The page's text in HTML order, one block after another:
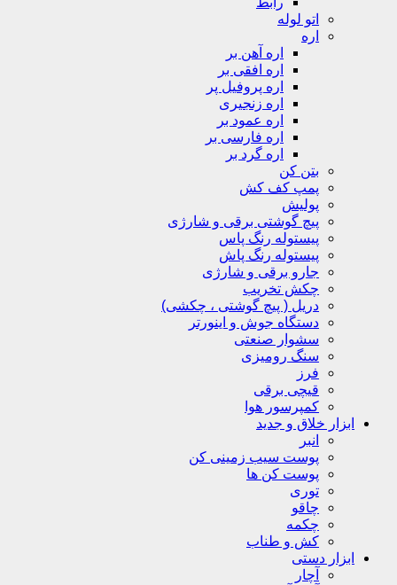
اتو لوله
اره
اره آهن بر
اره افقی بر
اره پروفیل پر
اره زنجیری
اره عمود بر
اره فارسی بر
اره گرد بر
بتن کن
پمپ کف کش
پولیش
پیچ گوشتی برقی و شارژی
پیستوله رنگ پاس
پیستوله رنگ پاش
جارو برقی و شارژی
چکش تخریب
دریل ( پیچ گوشتی ، چکشی)
دستگاه جوش و اینورتر
سشوار صنعتی
سنگ رومیزی
فرز
قیچی برقی
کمپرسور هوا
ابزار خلاق و جدید
انبر
پوست سیب زمینی کن
پوست کن ها
توری
چاقو
چکمه
کش و طناب
ابزار دستی
آچار